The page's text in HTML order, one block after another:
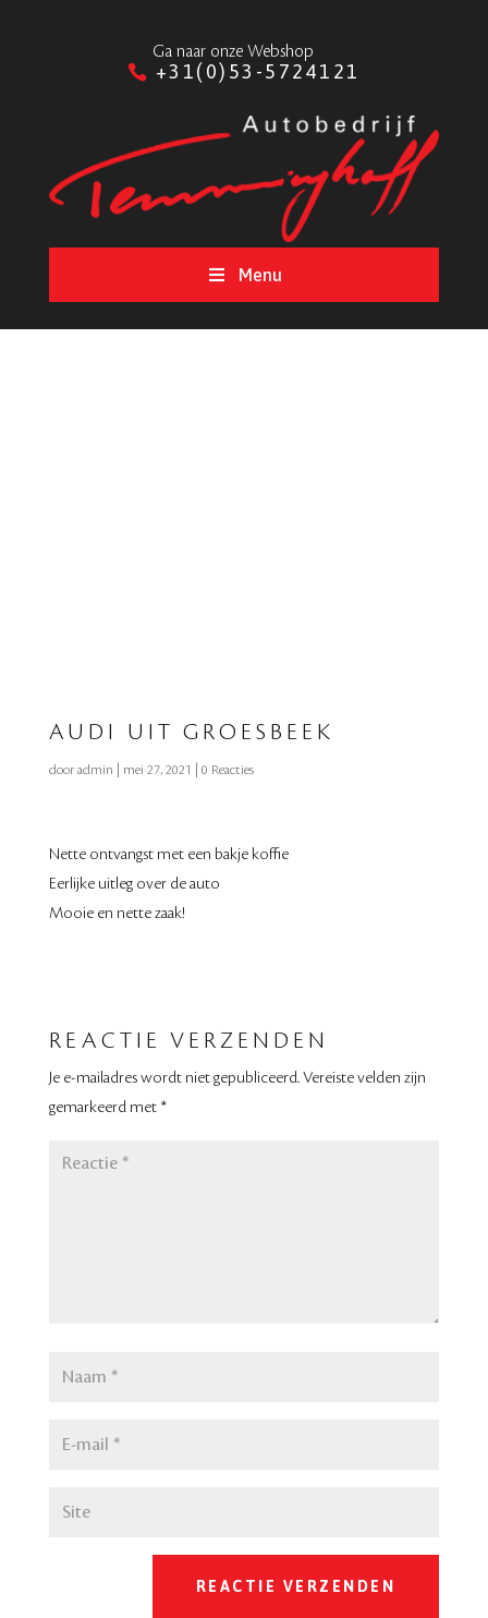
Ga naar onze Webshop
+31(0)53-5724121
Menu
AUDI UIT GROESBEEK
door admin mei 27, 2021 0 Reacties
Nette ontvangst met een bakje koffie
Eerlijke uitleg over de auto
Mooie en nette zaak!
REACTIE VERZENDEN
Je e-mailadres wordt niet gepubliceerd. Vereiste velden zijn
gemarkeerd met *